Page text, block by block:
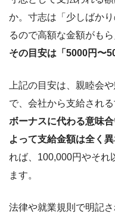
か。寸志は「少しばか
るので高額な金額がも
その目安は「5000円〜
上記の目安は、親睦会
で、会社から支給され
ボーナスに代わる意味
よって支給金額は全く異
れば、100,000円やそれ
ます。
法律や就業規則で明記